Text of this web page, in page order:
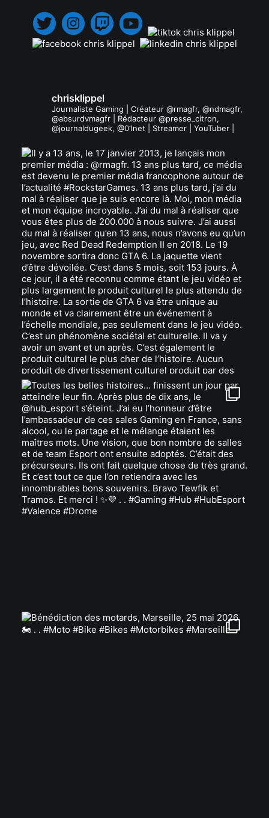
chrisklippel
Journaliste Gaming | Créateur @rmagfr, @ndmagfr,
@absurdvmagfr | Rédacteur @presse_citron,
@journaldugeek, @01net | Streamer | YouTuber |